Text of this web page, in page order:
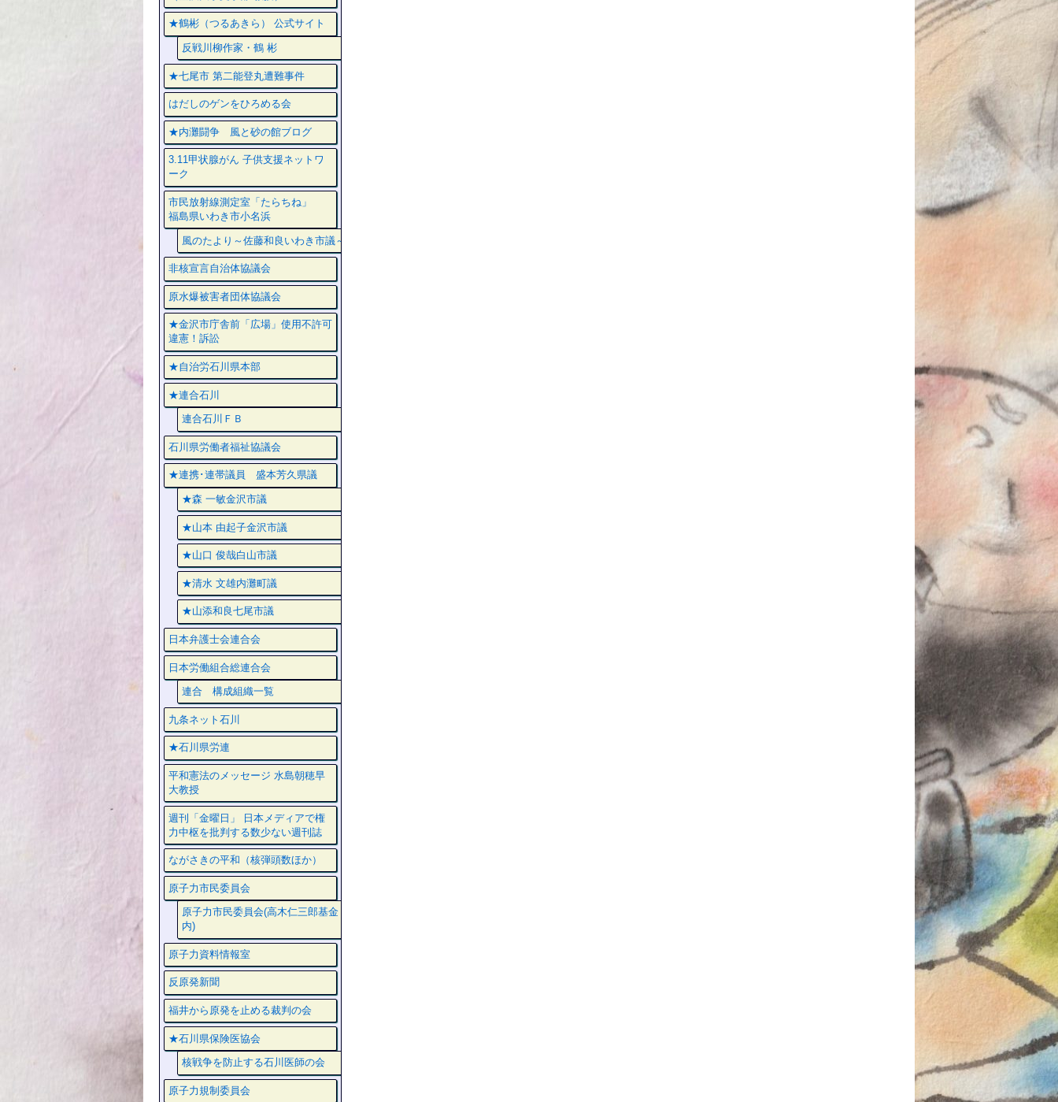
★鶴彬（つるあきら） 公式サイト
反戦川柳作家・鶴 彬
★七尾市 第二能登丸遭難事件
はだしのゲンをひろめる会
★内灘闘争 風と砂の館ブログ
3.11甲状腺がん 子供支援ネットワ
ーク
市民放射線測定室「たらちね」
福島県いわき市小名浜
風のたより～佐藤和良いわき市議～
非核宣言自治体協議会
原水爆被害者団体協議会
★金沢市庁舎前「広場」使用不許可
違憲！訴訟
★自治労石川県本部
★連合石川
連合石川ＦＢ
石川県労働者福祉協議会
★連携･連帯議員 盛本芳久県議
★森 一敏金沢市議
★山本 由起子金沢市議
★山口 俊哉白山市議
★清水 文雄内灘町議
★山添和良七尾市議
日本弁護士会連合会
日本労働組合総連合会
連合 構成組織一覧
九条ネット石川
★石川県労連
平和憲法のメッセージ 水島朝穂早
大教授
週刊「金曜日」 日本メディアで権
力中枢を批判する数少ない週刊誌
ながさきの平和（核弾頭数ほか）
原子力市民委員会
原子力市民委員会(高木仁三郎基金
内)
原子力資料情報室
反原発新聞
福井から原発を止める裁判の会
★石川県保険医協会
核戦争を防止する石川医師の会
原子力規制委員会